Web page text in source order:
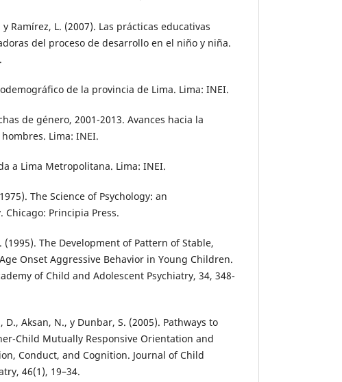
y Ramírez, L. (2007). Las prácticas educativas
del proceso de desarrollo en el niño y niña.
de la provincia de Lima. Lima: INEI.
de género, 2001-2013. Avances hacia la
Lima: INEI.
a Lima Metropolitana. Lima: INEI.
The Science of Psychology: an
Principia Press.
(1995). The Development of Pattern of Stable,
Onset Aggressive Behavior in Young Children.
of Child and Adolescent Psychiatry, 34, 348-
D., Aksan, N., y Dunbar, S. (2005). Pathways to
Child Mutually Responsive Orientation and
Conduct, and Cognition. Journal of Child
46(1), 19–34.